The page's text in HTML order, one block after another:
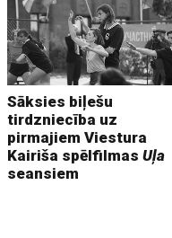
Sāksies biļešu
tirdzniecība uz
pirmajiem Viestura
Kairiša spēlfilmasUļa
seansiem